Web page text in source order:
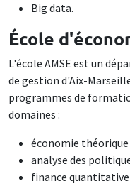
Big data.
École
L'école AMSE est un
de gestion d'Aix-
programmes de
domaines :
économie
analyse des
finance quantitative